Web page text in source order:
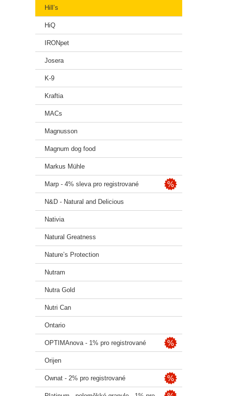
Hill’s
HiQ
IRONpet
Josera
K-9
Kraftia
MACs
Magnusson
Magnum dog food
Markus Mühle
Marp - 4% sleva pro registrované
N&D - Natural and Delicious
Nativia
Natural Greatness
Nature’s Protection
Nutram
Nutra Gold
Nutri Can
Ontario
OPTIMAnova - 1% pro registrované
Orijen
Ownat - 2% pro registrované